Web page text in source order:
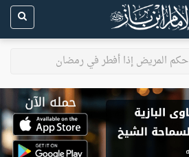
حكم المريض إذا أفطر في رمضان